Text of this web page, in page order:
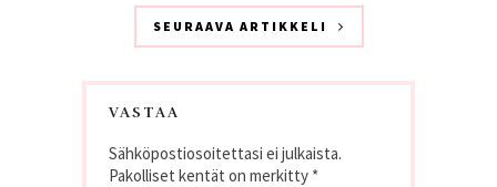
SEURAAVA ARTIKKELI
VASTAA
Sähköpostiosoitettasi ei julkaista.
Pakolliset kentät on merkitty *